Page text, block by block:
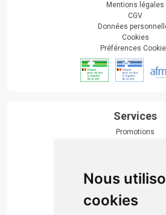
Nous
cookies
Mentions légales
CGV
Données
Cookies
Préférences
Services
Promotions
Actualités &
Événements
Marques